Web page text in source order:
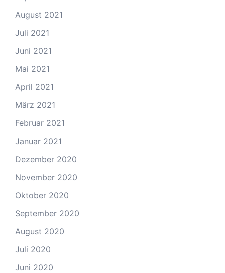
August 2021
Juli 2021
Juni 2021
Mai 2021
April 2021
März 2021
Februar 2021
Januar 2021
Dezember 2020
November 2020
Oktober 2020
September 2020
August 2020
Juli 2020
Juni 2020